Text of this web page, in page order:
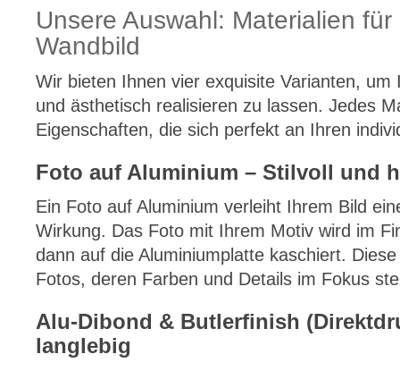
Unsere Auswahl: Materialien
Wandbild
Wir bieten Ihnen vier exquisite Varianten, um
und ästhetisch realisieren zu lassen. Jedes
Eigenschaften, die sich perfekt an Ihren
Foto auf Aluminium – Stilvoll und
Ein Foto auf Aluminium verleiht Ihrem Bild
Wirkung. Das Foto mit Ihrem Motiv wird im
dann auf die Aluminiumplatte kaschiert.
Fotos, deren Farben und Details im Fokus
Alu-Dibond & Butlerfinish
langlebig